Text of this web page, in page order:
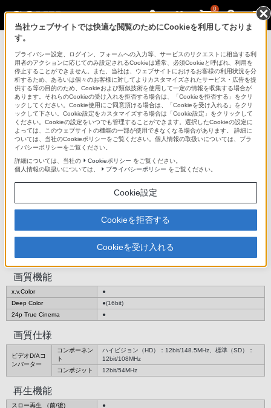
0
ブルーレイディスクプレーヤー／DVDプレー
ヤー
BDP-S380
ブルーレイディスク/DVDプレーヤー BDP-S380
主な仕様
仕様表
基礎情報
BDP-S380
高画質・高音質設計
ドライブユニット
画質機能
x.v.Color
●
Deep Color
●(16bit)
24p True Cinema
●
画質仕様
ビデオD/Aコ
ンバーター
コンポーネン
ト
ハイビジョン（HD）：12bit/148.5MHz、標準（SD）：
12bit/108MHz
コンポジット
12bit/54MHz
再生機能
スロー再生 （前/後)
●
当社ウェブサイトでは快適な閲覧のためにCookieを利用しておりま
す。
プライバシー設定、ログイン、フォームへの入力等、サービスのリクエストに相当する利
用者のアクションに応じてのみ設定されるCookieは通常、必須Cookieと呼ばれ、利用を
停止することができません。また、当社は、ウェブサイトにおけるお客様の利用状況を分
析するため、あるいは個々のお客様に対してよりカスタマイズされたサービス・広告を提
供する等の目的のため、Cookieおよび類似技術を使用して一定の情報を収集する場合が
あります。それらのCookieの受け入れを拒否する場合は、「Cookieを拒否する」をクリ
ックしてください。Cookie使用にご同意頂ける場合は、「Cookieを受け入れる」をクリ
ックして下さい。Cookie設定をカスタマイズする場合は「Cookie設定」をクリックして
ください。Cookieの設定をいつでも管理することができます。選択したCookieの設定に
よっては、このウェブサイトの機能の一部が使用できなくなる場合があります。 詳細に
ついては、当社のCookieポリシーをご覧ください。個人情報の取扱いについては、プラ
イバシーポリシーをご覧ください。
詳細については、当社の
Cookieポリシー をご覧ください。
個人情報の取扱いについては、
プライバシーポリシー をご覧ください。
Cookie設定
Cookieを拒否する
Cookieを受け入れる